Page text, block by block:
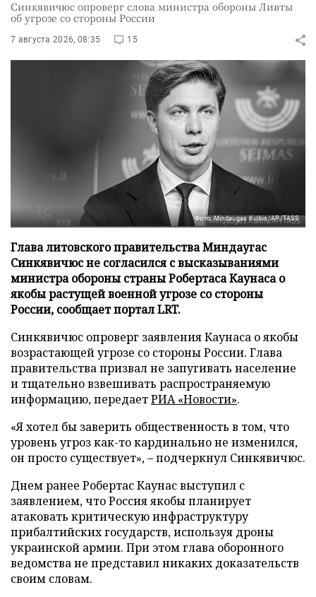
Синкявичюс опроверг слова министра обороны Ливты
об угрозе со стороны России
7 августа 2026, 08:35 15
Фото: Mindaugas Kulbis/AP/TASS
Глава литовского правительства Миндаугас
Синкявичюс не согласился с высказываниями
министра обороны страны Робертаса Каунаса о
якобы растущей военной угрозе со стороны
России, сообщает портал LRT.
Синкявичюс опроверг заявления Каунаса о якобы
возрастающей угрозе со стороны России. Глава
правительства призвал не запугивать население
и тщательно взвешивать распространяемую
информацию, передаетРИА «Новости».
«Я хотел бы заверить общественность в том, что
уровень угроз как-то кардинально не изменился,
он просто существует», – подчеркнул Синкявичюс.
Днем ранее Робертас Каунас выступил с
заявлением, что Россия якобы планирует
атаковать критическую инфраструктуру
прибалтийских государств, используя дроны
украинской армии. При этом глава оборонного
ведомства не представил никаких доказательств
своим словам.